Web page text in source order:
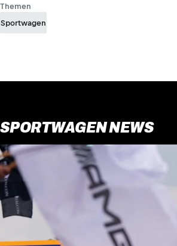
Themen
Sportwagen
SPORTWAGEN NEWS